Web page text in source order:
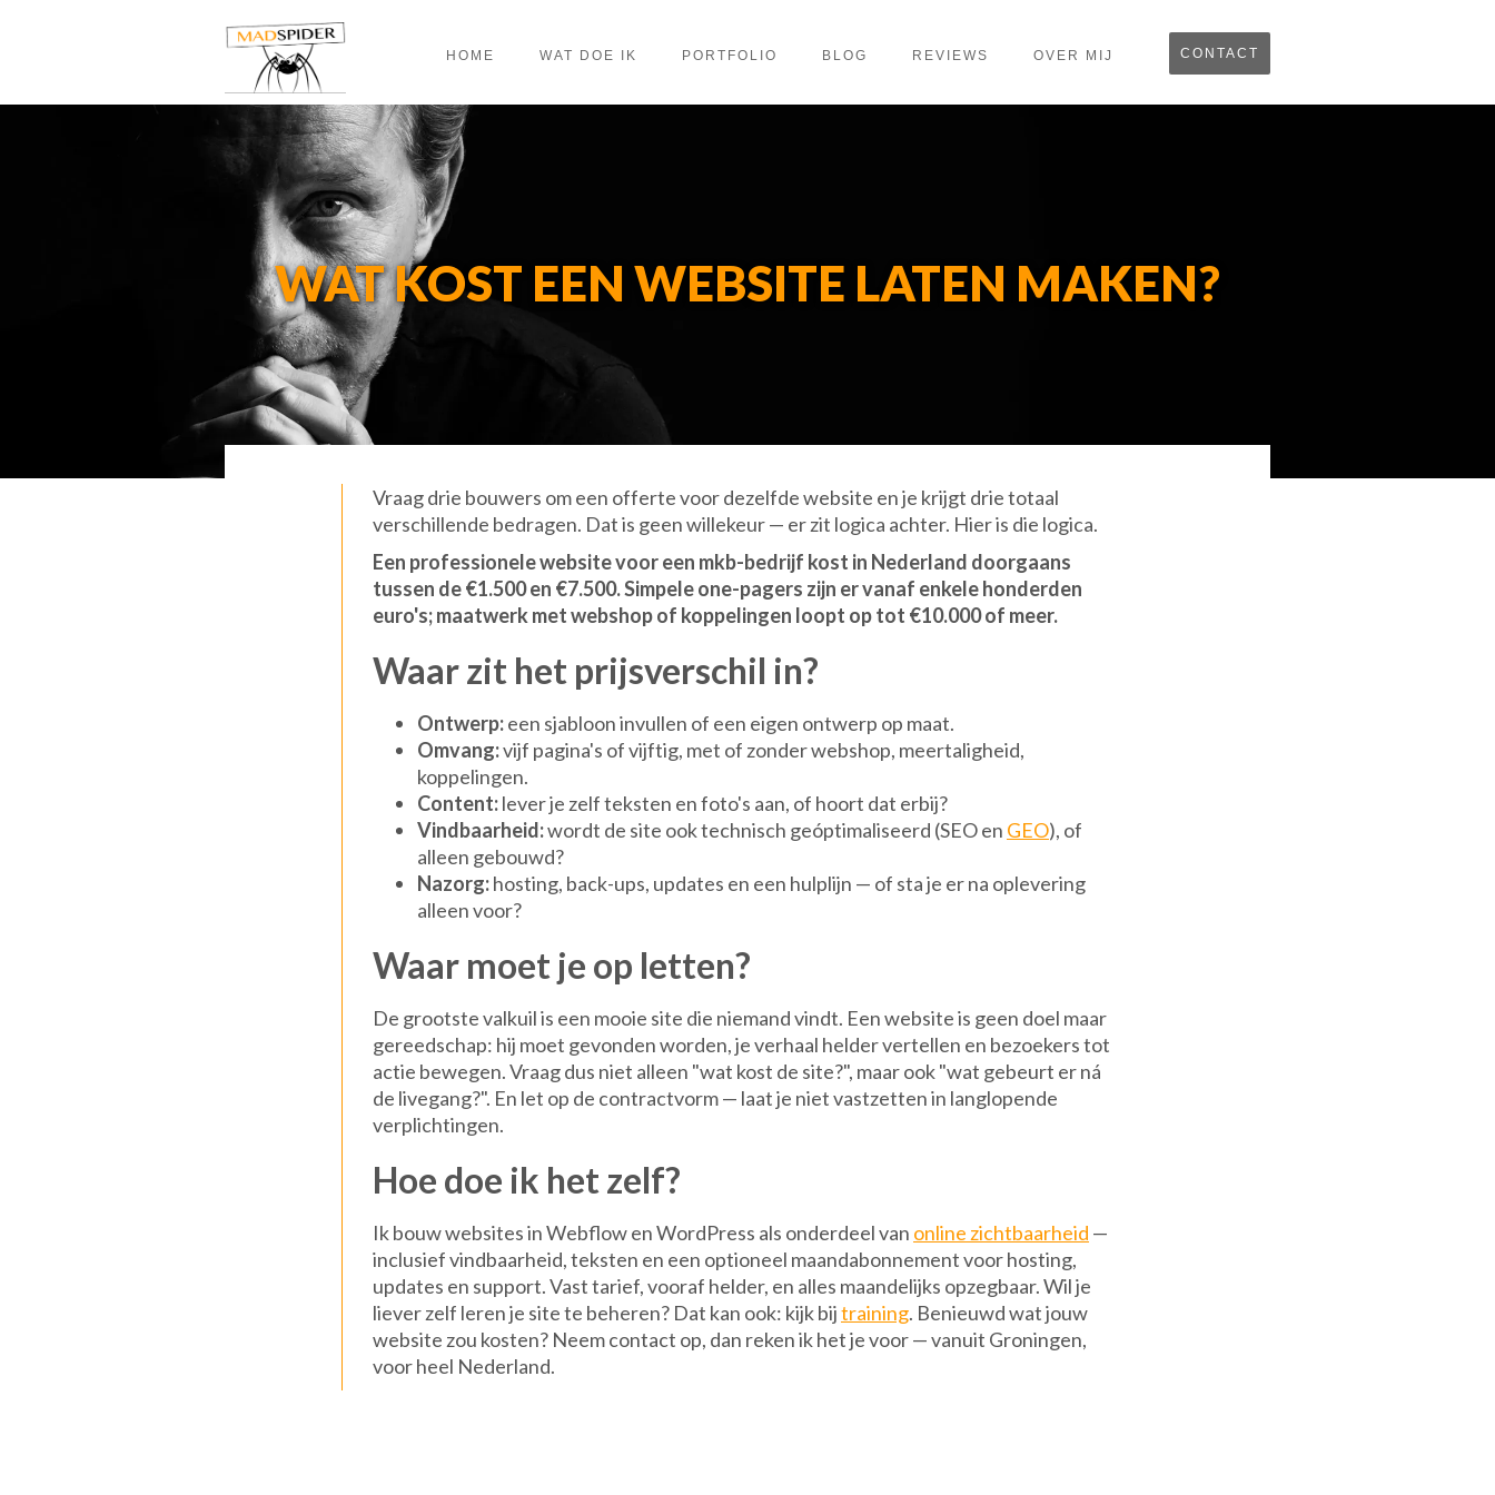
HOME WAT DOE IK PORTFOLIO BLOG REVIEWS OVER MIJ CONTACT
WAT KOST EEN WEBSITE LATEN MAKEN?
Vraag drie bouwers om een offerte voor dezelfde website en je krijgt drie totaal
verschillende bedragen. Dat is geen willekeur — er zit logica achter. Hier is die logica.
Een professionele website voor een mkb-bedrijf kost in Nederland doorgaans
tussen de €1.500 en €7.500. Simpele one-pagers zijn er vanaf enkele honderden
euro's; maatwerk met webshop of koppelingen loopt op tot €10.000 of meer.
Waar zit het prijsverschil in?
Ontwerp:een sjabloon invullen of een eigen ontwerp op maat.
Omvang:vijf pagina's of vijftig, met of zonder webshop, meertaligheid,
koppelingen.
Content:lever je zelf teksten en foto's aan, of hoort dat erbij?
Vindbaarheid:wordt de site ook technisch geóptimaliseerd (SEO en GEO), of
alleen gebouwd?
Nazorg:hosting, back-ups, updates en een hulplijn — of sta je er na oplevering
alleen voor?
Waar moet je op letten?
De grootste valkuil is een mooie site die niemand vindt. Een website is geen doel maar
gereedschap: hij moet gevonden worden, je verhaal helder vertellen en bezoekers tot
actie bewegen. Vraag dus niet alleen "wat kost de site?", maar ook "wat gebeurt er ná
de livegang?". En let op de contractvorm — laat je niet vastzetten in langlopende
verplichtingen.
Hoe doe ik het zelf?
Ik bouw websites in Webflow en WordPress als onderdeel van online zichtbaarheid —
inclusief vindbaarheid, teksten en een optioneel maandabonnement voor hosting,
updates en support. Vast tarief, vooraf helder, en alles maandelijks opzegbaar. Wil je
liever zelf leren je site te beheren? Dat kan ook: kijk bijtraining. Benieuwd wat jouw
website zou kosten? Neem contact op, dan reken ik het je voor — vanuit Groningen,
voor heel Nederland.